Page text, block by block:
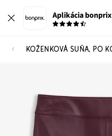
Aplikácia bonprix